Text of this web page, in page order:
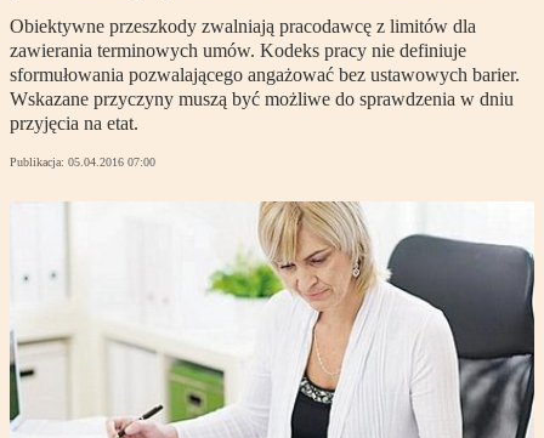
Obiektywne przeszkody zwalniają pracodawcę z limitów dla
zawierania terminowych umów. Kodeks pracy nie definiuje
sformułowania pozwalającego angażować bez ustawowych barier.
Wskazane przyczyny muszą być możliwe do sprawdzenia w dniu
przyjęcia na etat.
Publikacja: 05.04.2016 07:00